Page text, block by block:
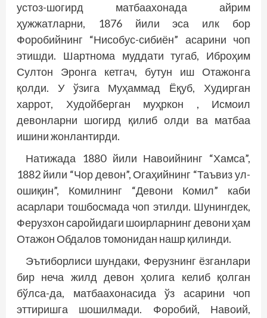
устоз-шогирд матбаахонада айрим
ҳужжатларни, 1876 йили эса илк бор
Форобийнинг “Нисобус-сибиён” асарини чоп
этишди. Шартнома муддати тугаб, Иброҳим
Султон Эронга кетгач, бутун иш Отажонга
қолди. У ўзига Муҳаммад Ёқуб, Худирган
харрот, Худойберган муҳркон , Исмоил
девонларни шогирд қилиб олди ва матбаа
ишини жонлантирди.
Натижада 1880 йили Навоийнинг “Хамса”,
1882 йили “Чор девон”, Огаҳийнинг “Таъвиз ул-
ошиқин”, Комилнинг “Девони Комил” каби
асарлари тошбосмада чоп этилди. Шунингдек,
Ферузхон саро­йидаги шоирларнинг девони ҳам
Отажон Обдалов томонидан нашр қилинди.
Эътиборлиси шундаки, Ферузнинг ёзганлари
бир неча жилд девон ҳолига келиб қолган
бўлса-да, матбаахонасида ўз асарини чоп
эттиришга шошилмади. Форобий, Навоий,